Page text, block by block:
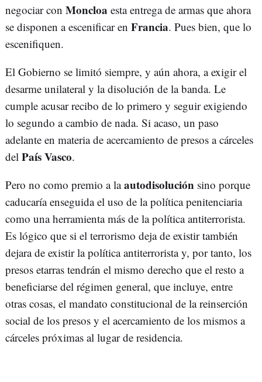
negociar con Moncloa esta entrega de armas que ahora
se disponen a escenificar en Francia. Pues bien, que lo
escenifiquen.
El Gobierno se limitó siempre, y aún ahora, a exigir el
desarme unilateral y la disolución de la banda. Le
cumple acusar recibo de lo primero y seguir exigiendo
lo segundo a cambio de nada. Si acaso, un paso
adelante en materia de acercamiento de presos a cárceles
del País Vasco.
Pero no como premio a laautodisolución sino porque
caducaría enseguida el uso de la política penitenciaria
como una herramienta más de la política antiterrorista.
Es lógico que si el terrorismo deja de existir también
dejara de existir la política antiterrorista y, por tanto, los
presos etarras tendrán el mismo derecho que el resto a
beneficiarse del régimen general, que incluye, entre
otras cosas, el mandato constitucional de la reinserción
social de los presos y el acercamiento de los mismos a
cárceles próximas al lugar de residencia.